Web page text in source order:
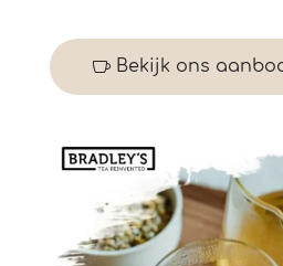
Bekijk ons